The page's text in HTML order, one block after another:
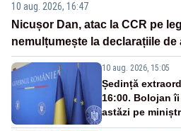
10 aug. 2026, 16:47
Nicușor Dan, atac la CCR pe
nemulțumește la declarațiile
10 aug. 2026, 15:05
Ședință
16:00. Bolojan
astăzi pe